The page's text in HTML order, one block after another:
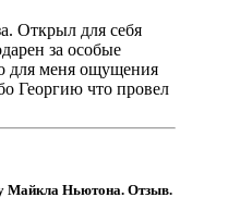
Открыл для себя
за особые
для меня ощущения
Георгию что провел
Майкла Ньютона. Отзыв.